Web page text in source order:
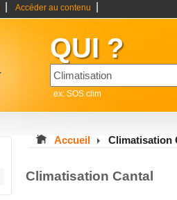
Accéder au contenu
QUI ?
ex: SOS clim
Accueil Climatisation
Climatisation Cantal